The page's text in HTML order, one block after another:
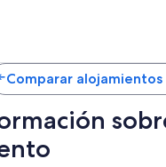
con frigoríficos,
balcones y utensilios
Comparar